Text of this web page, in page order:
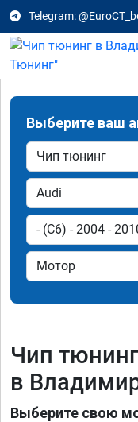
Telegram:
Выберите ваш
Чип
в
Выберите свою